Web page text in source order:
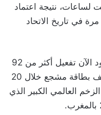
نتيجة اعتماد
في تاريخ الاتحاد
ووفق الأرقام الرسمية، تم إلى حدود الآن تفعيل أكثر من 92
ألف حساب، والموافقة على 56 ألف بطاقة مشجع خلال 20
العالمي الكبير الذي